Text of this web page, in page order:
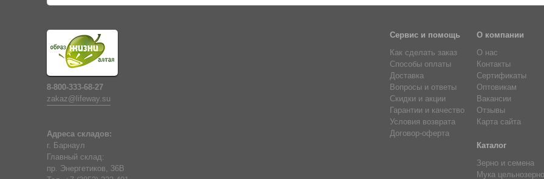
8-800-333-68-27
zakaz@lifeway.su
Адреса складов:
г. Барнаул
Главный склад:
пр. Энергетиков, 36В
Сервис и помощь
Как сделать заказ
Способы оплаты
Доставка
Вопросы и ответы
Скидки и акции
Гарантии и качество
Условия возврата
Договор-оферта
О компании
О нас
Контакты
Сертификаты
Оптовикам
Вакансии
Отзывы
Карта сайта
Каталог
Зерно и семена
Мука